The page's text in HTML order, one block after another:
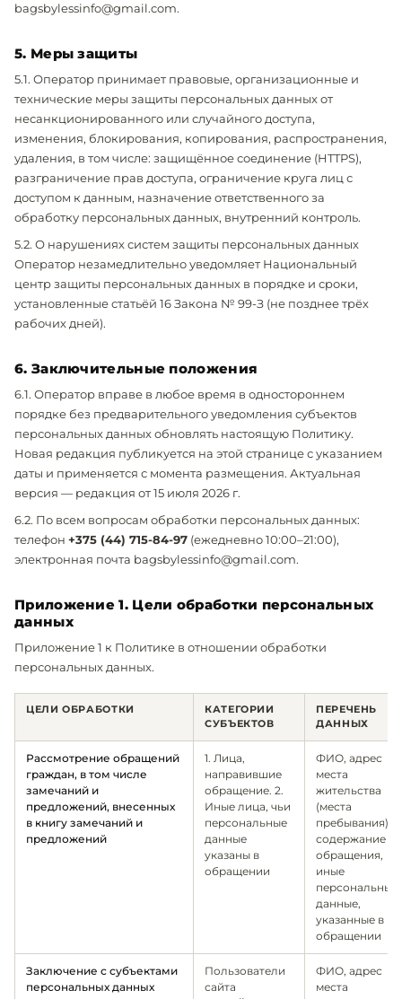
bagsbylessinfo@gmail.com.
5. Меры защиты
5.1. Оператор принимает правовые, организационные и
технические меры защиты персональных данных от
несанкционированного или случайного доступа,
изменения, блокирования, копирования, распространения,
удаления, в том числе: защищённое соединение (HTTPS),
разграничение прав доступа, ограничение круга лиц с
доступом к данным, назначение ответственного за
обработку персональных данных, внутренний контроль.
5.2. О нарушениях систем защиты персональных данных
Оператор незамедлительно уведомляет Национальный
центр защиты персональных данных в порядке и сроки,
установленные статьёй 16 Закона № 99-З (не позднее трёх
рабочих дней).
6. Заключительные положения
6.1. Оператор вправе в любое время в одностороннем
порядке без предварительного уведомления субъектов
персональных данных обновлять настоящую Политику.
Новая редакция публикуется на этой странице с указанием
даты и применяется с момента размещения. Актуальная
версия — редакция от 15 июля 2026 г.
6.2. По всем вопросам обработки персональных данных:
телефон +375 (44) 715-84-97 (ежедневно 10:00–21:00),
электронная почта bagsbylessinfo@gmail.com.
Приложение 1. Цели обработки персональных
данных
Приложение 1 к Политике в отношении обработки
персональных данных.
ЦЕЛИ ОБРАБОТКИ
КАТЕГОРИИ
СУБЪЕКТОВ
ПЕРЕЧЕНЬ
ДАННЫХ
Рассмотрение обращений
граждан, в том числе
замечаний и
предложений, внесенных
в книгу замечаний и
предложений
1. Лица,
направившие
обращение. 2.
Иные лица, чьи
персональные
данные
указаны в
обращении
ФИО, адрес
места
жительства
(места
пребывания),
содержание
обращения,
иные
персональные
данные,
указанные в
обращении
Заключение с субъектами
персональных данных
Пользователи
сайта
ФИО, адрес
места